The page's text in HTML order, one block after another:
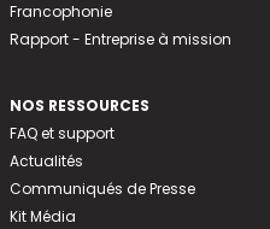
Francophonie
Rapport - Entreprise à mission
NOS RESSOURCES
FAQ et support
Actualités
Communiqués de Presse
Kit Média